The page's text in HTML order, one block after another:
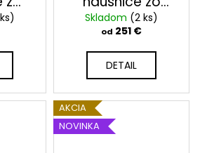
cm
žltého zlata
23177 | 1,5–8 cm
Skladom (2 ks)
od 251 €
DETAIL
AKCIA
NOVINKA